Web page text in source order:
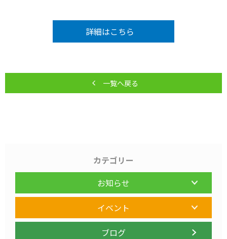
詳細はこちら
一覧へ戻る
カテゴリー
お知らせ
イベント
ブログ